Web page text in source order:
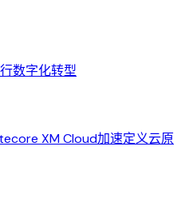
XM Cloud加速定义云原